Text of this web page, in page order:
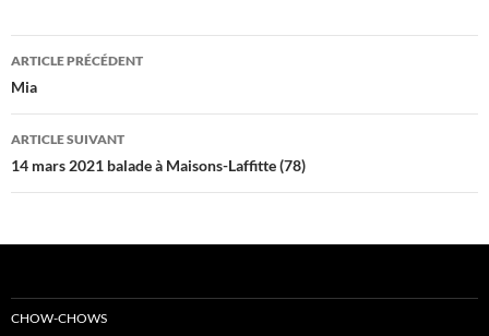
Navigation
des
articles
ARTICLE PRÉCÉDENT
Mia
ARTICLE SUIVANT
14 mars 2021 balade à Maisons-Laffitte (78)
CHOW-CHOWS